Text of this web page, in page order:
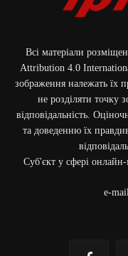
Всі матеріали
Attribution 4.0
зображення належать їх
не розділяти точку
відповідальність.
та доведенню їх
Cуб'єкт у сфері
e-